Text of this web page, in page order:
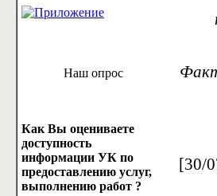
Наш опрос
Как Вы оцениваете
доступность
информации УК по
предоставлению услуг,
выполнению работ ?
[30/